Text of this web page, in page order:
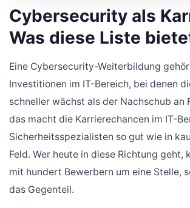
Cybersecurity als
Was diese Liste
Eine Cybersecurity-Weiterbildung
Investitionen im IT-Bereich, bei denen
schneller wächst als der Nachschub an
das macht die Karrierechancen im IT-
Sicherheitsspezialisten so gut wie in
Feld. Wer heute in diese Richtung geht,
mit hundert Bewerbern um eine Stelle,
das Gegenteil.